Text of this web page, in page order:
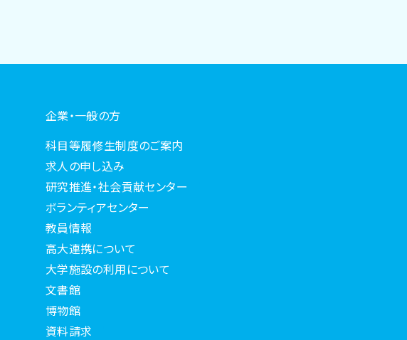
企業・一般の方
科目等履修生制度のご案内
求人の申し込み
研究推進・社会貢献センター
ボランティアセンター
教員情報
高大連携について
大学施設の利用について
文書館
博物館
資料請求